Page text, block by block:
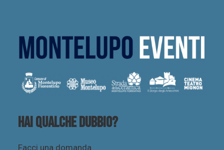
Hai qualche dubbio?
Facci una domanda